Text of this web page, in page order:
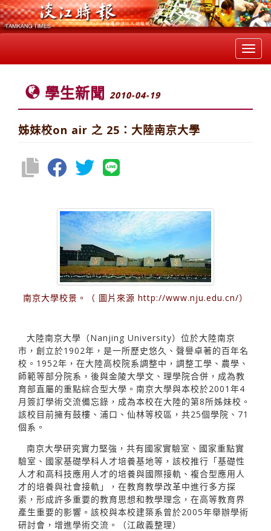
學生新聞 2010-04-19
姊妹校on air 之 25：大陸南京大學
南京大學校景。（ 圖片來源 http://www.nju.edu.cn/）
大陸南京大學（Nanjing University）位於大陸南京
市，創立於1902年，是一所歷史悠久、聲譽卓著的百年名
校。1952年，在大陸高校院系調整中，調整工學、農學、
師範等部分院系，後與金陵大學文、理學院合併，成為教
育部直屬的重點綜合型大學。南京大學與本校於2001年4
月簽訂學術交流備忘錄，成為本校在大陸的第8所姊妹校。
該校目前擁有鼓樓、浦口、仙林等校區，共25個學院、71
個系。
南京大學研究實力堅強，共有國家實驗室、國家重點實
驗室、國家基礎學科人才培養基地等，該校推行「基礎性
人才和高科技應用人才的培養與國際接軌、複合型應用人
才的培養與社會接軌」，在教育教學改革中進行多方探
索，形成許多重要的教育思想和教學理念，在高等教育界
產生重要的影響。該校與本校建築系曾於2005年舉辦學術
研討會，增進學術交流。（江啟義整理）